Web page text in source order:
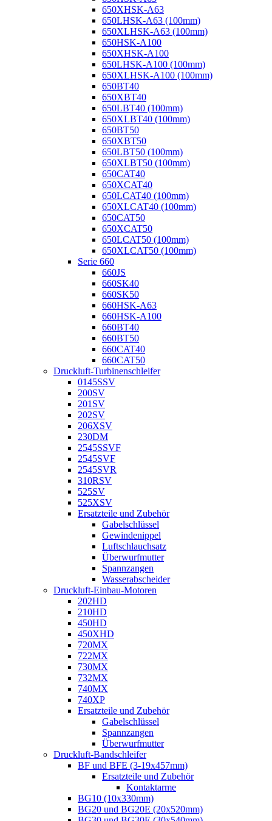
650XHSK-A63
650LHSK-A63 (100mm)
650XLHSK-A63 (100mm)
650HSK-A100
650XHSK-A100
650LHSK-A100 (100mm)
650XLHSK-A100 (100mm)
650BT40
650XBT40
650LBT40 (100mm)
650XLBT40 (100mm)
650BT50
650XBT50
650LBT50 (100mm)
650XLBT50 (100mm)
650CAT40
650XCAT40
650LCAT40 (100mm)
650XLCAT40 (100mm)
650CAT50
650XCAT50
650LCAT50 (100mm)
650XLCAT50 (100mm)
Serie 660
660JS
660SK40
660SK50
660HSK-A63
660HSK-A100
660BT40
660BT50
660CAT40
660CAT50
Druckluft-Turbinenschleifer
0145SSV
200SV
201SV
202SV
206XSV
230DM
2545SSVF
2545SVF
2545SVR
310RSV
525SV
525XSV
Ersatzteile und Zubehör
Gabelschlüssel
Gewindenippel
Luftschlauchsatz
Überwurfmutter
Spannzangen
Wasserabscheider
Druckluft-Einbau-Motoren
202HD
210HD
450HD
450XHD
720MX
722MX
730MX
732MX
740MX
740XP
Ersatzteile und Zubehör
Gabelschlüssel
Spannzangen
Überwurfmutter
Druckluft-Bandschleifer
BF und BFE (3-19x457mm)
Ersatzteile und Zubehör
Kontaktarme
BG10 (10x330mm)
BG20 und BG20E (20x520mm)